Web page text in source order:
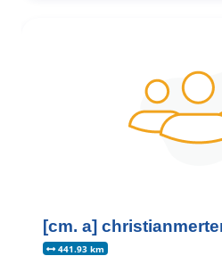
[cm. a]
441.93 km